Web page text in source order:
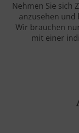
Nehmen Sie sich
anzusehen und
Wir brauchen
mit einer